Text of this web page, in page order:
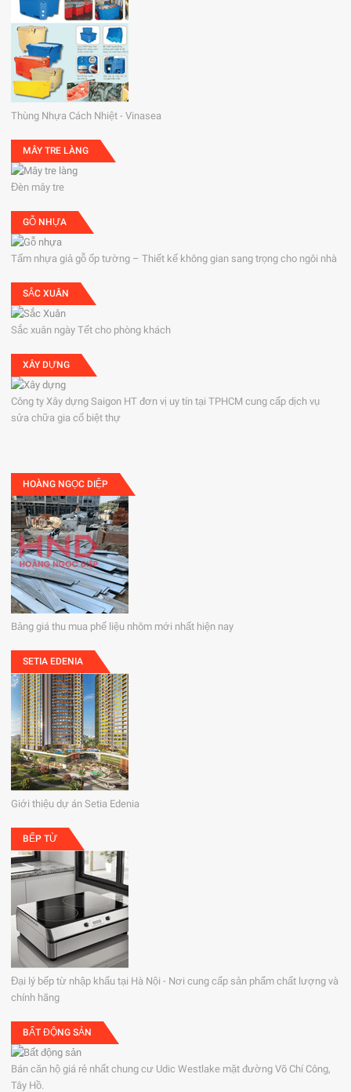
Thùng Nhựa Cách Nhiệt - Vinasea
MÂY TRE LÀNG
Đèn mây tre
GỖ NHỰA
Tấm nhựa giả gỗ ốp tường – Thiết kế không gian sang trọng cho ngôi nhà
SẮC XUÂN
Sắc xuân ngày Tết cho phòng khách
XÂY DỰNG
Công ty Xây dựng Saigon HT đơn vị uy tín tại TPHCM cung cấp dịch vụ
sửa chữa gia cố biệt thự
HOÀNG NGỌC DIỆP
Bảng giá thu mua phế liệu nhôm mới nhất hiện nay
SETIA EDENIA
Giới thiệu dự án Setia Edenia
BẾP TỪ
Đại lý bếp từ nhập khẩu tại Hà Nội - Nơi cung cấp sản phẩm chất lượng và
chính hãng
BẤT ĐỘNG SẢN
Bán căn hộ giá rẻ nhất chung cư Udic Westlake mặt đường Võ Chí Công,
Tây Hồ.